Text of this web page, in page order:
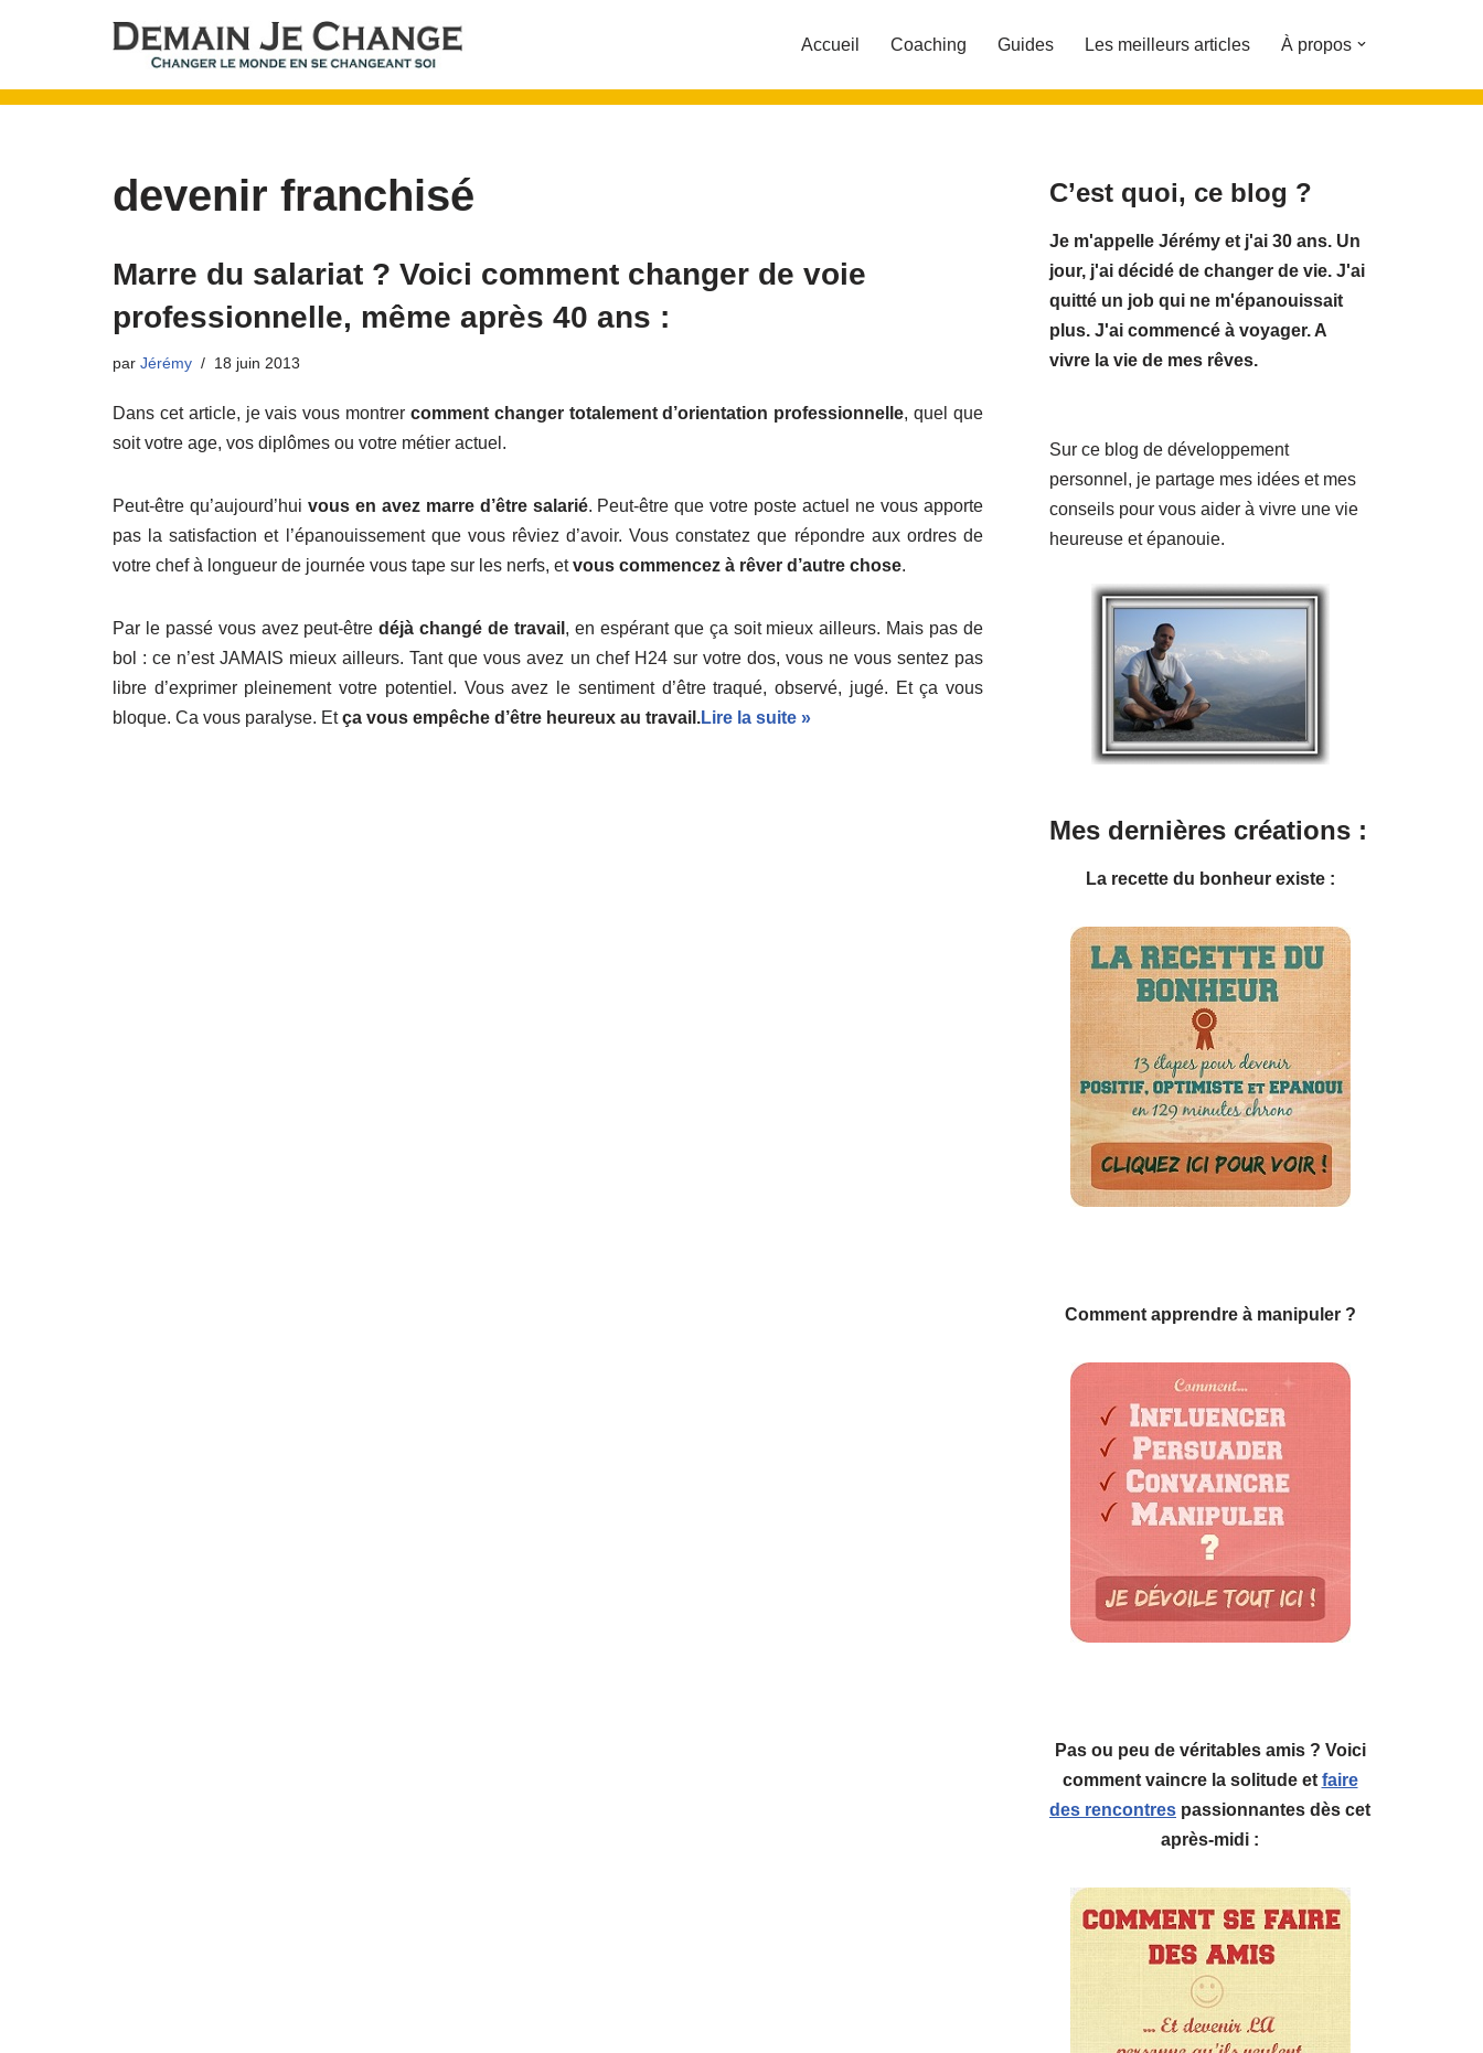
au
Accueil Coaching Guides Les meilleurs articles À propos
devenir franchisé
Marre du salariat ? Voici comment changer de voie
professionnelle, même après 40 ans :
par Jérémy 18 juin 2013
Dans cet article, je vais vous montrer comment changer totalement d’orientation professionnelle, quel que
soit votre age, vos diplômes ou votre métier actuel.
Peut-être qu’aujourd’hui vous en avez marre d’être salarié. Peut-être que votre poste actuel ne vous apporte
pas la satisfaction et l’épanouissement que vous rêviez d’avoir. Vous constatez que répondre aux ordres de
votre chef à longueur de journée vous tape sur les nerfs, etvous commencez à rêver d’autre chose.
Par le passé vous avez peut-êtredéjà changé de travail , en espérant que ça soit mieux ailleurs. Mais pas de
bol : ce n’est JAMAIS mieux ailleurs. Tant que vous avez un chef H24 sur votre dos, vous ne vous sentez pas
libre d’exprimer pleinement votre potentiel. Vous avez le sentiment d’être traqué, observé, jugé. Et ça vous
bloque. Ca vous paralyse. Etça vous empêche d’être heureux au travail.Lire la suite »
C’est quoi, ce blog ?
Je m'appelle Jérémy et j'ai 30 ans. Un
jour, j'ai décidé de changer de vie. J'ai
quitté un job qui ne m'épanouissait
plus. J'ai commencé à voyager. A
vivre la vie de mes rêves.
Sur ce blog de développement
personnel, je partage mes idées et mes
conseils pour vous aider à vivre une vie
heureuse et épanouie.
Mes dernières créations :
La recette du bonheur existe :
Comment apprendre à manipuler ?
Pas ou peu de véritables amis ? Voici
comment vaincre la solitude et faire
des rencontres passionnantes dès cet
après-midi :